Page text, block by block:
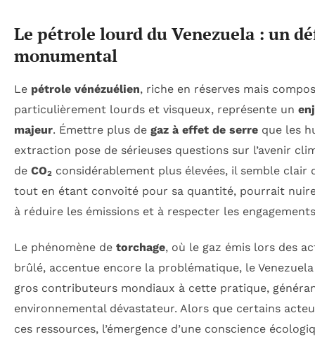
Le pétrole lourd du Venezuela : un
monumental
Le pétrole vénézuélien, riche en réserves mais
particulièrement lourds et visqueux, représente un
majeur. Émettre plus de gaz à effet de serre que les
extraction pose de sérieuses questions sur l’avenir
de CO₂ considérablement plus élevées, il semble clair
tout en étant convoité pour sa quantité, pourrait
à réduire les émissions et à respecter les engagements
Le phénomène de torchage, où le gaz émis lors des
brûlé, accentue encore la problématique, le
gros contributeurs mondiaux à cette pratique,
environnemental dévastateur. Alors que certains
ces ressources, l’émergence d’une conscience